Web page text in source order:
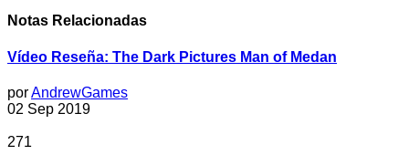
Notas Relacionadas
Vídeo Reseña: The Dark Pictures Man of Medan
porAndrewGames
02 Sep 2019
271